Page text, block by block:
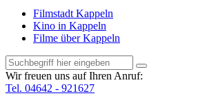
Filmstadt Kappeln
Kino in Kappeln
Filme über Kappeln
Wir freuen uns auf Ihren Anruf:
Tel. 04642 - 921627